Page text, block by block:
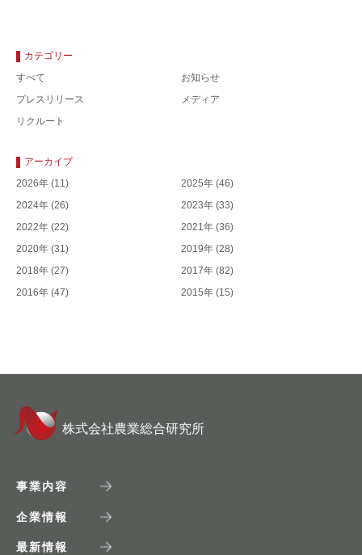
カテゴリー
すべて
お知らせ
プレスリリース
メディア
リクルート
アーカイブ
2026年 (11) 2025年 (46)
2024年 (26) 2023年 (33)
2022年 (22) 2021年 (36)
2020年 (31) 2019年 (28)
2018年 (27) 2017年 (82)
2016年 (47) 2015年 (15)
株式会社農業総合研究所
事業内容
企業情報
最新情報